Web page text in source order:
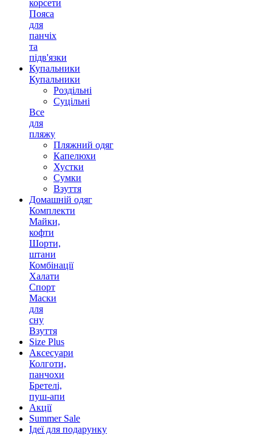
корсети
Пояса
для
панчіх
та
підв'язки
Купальники
Купальники
Роздільні
Суцільні
Все
для
пляжу
Пляжний одяг
Капелюхи
Хустки
Сумки
Взуття
Домашній одяг
Комплекти
Майки,
кофти
Шорти,
штани
Комбінації
Халати
Спорт
Маски
для
сну
Взуття
Size Plus
Аксесуари
Колготи,
панчохи
Бретелі,
пуш-апи
Акції
Summer Sale
Ідеї для подарунку